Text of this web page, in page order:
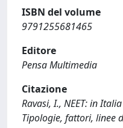
ISBN del volume
9791255681465
Editore
Pensa Multimedia
Citazione
Ravasi, I., NEET: in
Tipologie, fattori, linee